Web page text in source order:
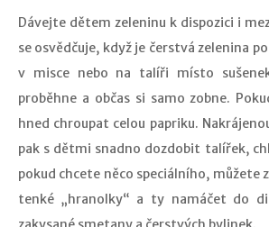
Dávejte dětem zeleninu k dispozici i
se osvědčuje, když je čerstvá zelenina
v misce nebo na talíři místo
proběhne a občas si samo zobne.
hned chroupat celou papriku.
pak s dětmi snadno dozdobit talířek,
pokud chcete něco speciálního, můžete
tenké „hranolky“ a ty namáčet do